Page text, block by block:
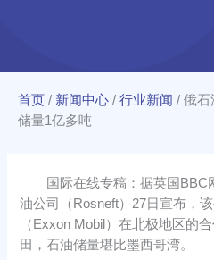
首页 / 新闻中心 / 行业新闻 / 俄石
储量1亿多吨
国际在线专稿：据英国BBC
油公司（Rosneft）27日宣布，
（Exxon Mobil）在北极地区的
田，石油储量堪比墨西哥湾。